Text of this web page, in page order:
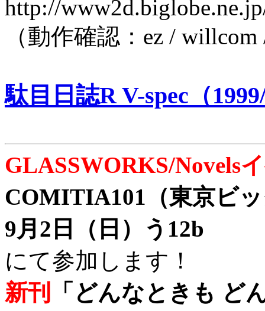
http://
（動作確認：ez /
駄目日誌R V-spec（
GLASSWORKS/Novels
COMITIA101（東京ビ
9月2日（日）う12b
にて参加します！
新刊
「どんなときも ど